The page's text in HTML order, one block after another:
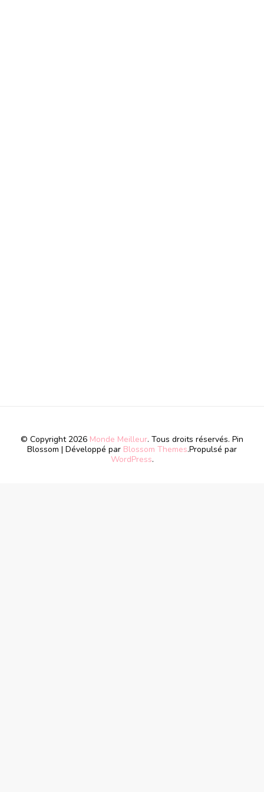
© Copyright 2026 Monde Meilleur. Tous droits réservés. Pin
Blossom | Développé par Blossom Themes.Propulsé par
WordPress.